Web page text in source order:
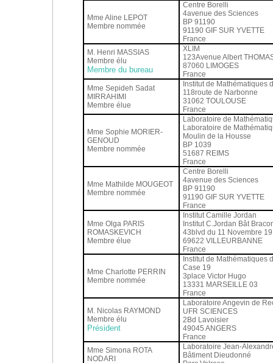
Mme Aline LEPOT
Membre nommée
Centre Borelli
4avenue des Sciences
BP 91190
91190 GIF SUR YVETTE
France
M. Henri MASSIAS
Membre élu
Membre du bureau
XLIM
123Avenue Albert
87060 LIMOGES
France
Mme Sepideh Sadat
MIRRAHIMI
Membre élue
Institut de Mathématiques
118route de Narbonne
31062 TOULOUSE
France
Mme Sophie MORIER-
GENOUD
Membre nommée
Laboratoire de
Laboratoire de
Moulin de la Housse
BP 1039
51687 REIMS
France
Mme Mathilde MOUGEOT
Membre nommée
Centre Borelli
4avenue des Sciences
BP 91190
91190 GIF SUR YVETTE
France
Mme Olga PARIS
ROMASKEVICH
Membre élue
Institut Camille Jordan
Institut C.Jordan Bât
43blvd du 11 Novembre
69622 VILLEURBANNE
France
Mme Charlotte PERRIN
Membre nommée
Institut de Mathématiques
Case 19
3place Victor Hugo
13331 MARSEILLE 03
France
M. Nicolas RAYMOND
Membre élu
Président
Laboratoire Angevin de
UFR SCIENCES
2Bd Lavoisier
49045 ANGERS
France
Mme Simona ROTA
NODARI
Laboratoire Jean-
Bâtiment Dieudonné